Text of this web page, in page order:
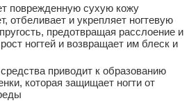
поврежденную сухую кожу
отбеливает и укрепляет ногтевую
предотвращая расслоение и
ногтей и возвращает им блеск и
приводит к образованию
которая защищает ногти от